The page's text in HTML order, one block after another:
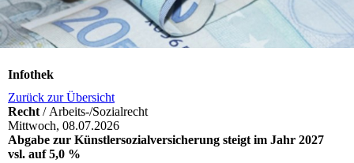
Infothek
Zurück zur Übersicht
Recht / Arbeits-/Sozialrecht
Mittwoch, 08.07.2026
Abgabe zur Künstlersozialversicherung steigt im Jahr 2027
vsl. auf 5,0 %